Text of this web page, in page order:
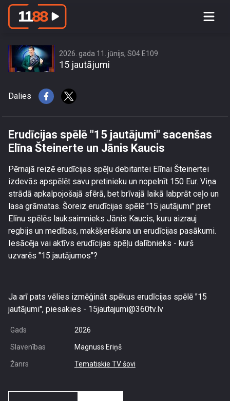
Erudīcijas spēlē \"15 jautājumi\"
2026. gada 11. jūnijs, S04 E109
15 jautājumi
Dalies
Erudīcijas spēlē "15 jautājumi" sacenšas
Elīna Šteinerte un Jānis Kaucis
Pērnajā reizē erudīcijas spēļu debitantei Elīnai Šteinertei
izdevās apspēlēt savu pretinieku un nopelnīt 150 Eur. Viņa
strādā apkalpojošajā sfērā, bet brīvajā laikā labprāt ceļo un
lasa grāmatas. Šoreiz erudīcijas spēlē "15 jautājumi" pret
Elīnu spēlēs lauksaimnieks Jānis Kaucis, kuru aizrauj
regbijs un medības, makšķerēšana un erudīcijas pasākumi.
Iesācēja vai aktīvs erudīcijas spēļu dalībnieks - kurš
uzvarēs "15 jautājumos"?
Ja arī pats vēlies izmēģināt spēkus erudīcijas spēlē "15
jautājumi", piesakies - 15jautajumi@360tv.lv
Gads 2026
Slavenības Magnuss Eriņš
Žanrs Tematiskie TV šovi